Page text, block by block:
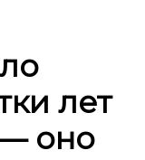
лет
оно